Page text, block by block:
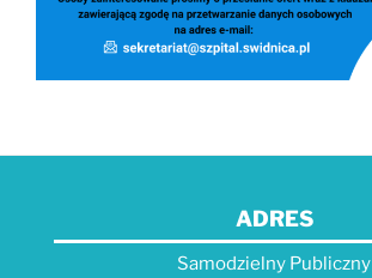
ADRES
Samodzielny Publiczny